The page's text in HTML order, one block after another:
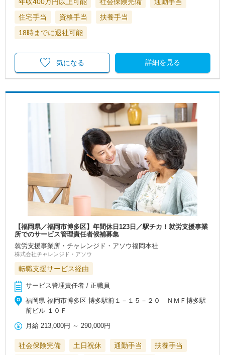
住宅手当
資格手当
扶養手当
18時までに退社可能
詳細を見る
気になる
【福岡県／福岡市博多区】年間休日123日／駅チカ！就労支援事業
所でのサービス管理責任者候補募集
就労支援事業所・チャレンジド・アソウ福岡本社
株式会社チャレンジド・アソウ
転職支援サービス経由
サービス管理責任者 / 正職員
福岡県 福岡市博多区 博多駅前１－１５－２０ ＮＭＦ博多駅
前ビル １０Ｆ
月給 213,000円 ～ 290,000円
社会保険完備 土日祝休 通勤手当
扶養手当